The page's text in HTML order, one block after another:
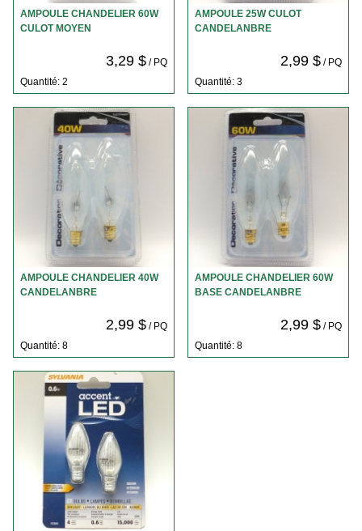
AMPOULE CHANDELIER 60W
CULOT MOYEN
3,29 $/ PQ
Quantité: 2
AMPOULE 25W CULOT
CANDELANBRE
2,99 $/ PQ
Quantité: 3
AMPOULE CHANDELIER 40W
CANDELANBRE
2,99 $/ PQ
Quantité: 8
AMPOULE CHANDELIER 60W
BASE CANDELANBRE
2,99 $/ PQ
Quantité: 8